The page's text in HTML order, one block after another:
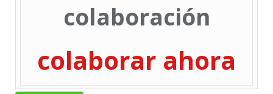
colaboración
colaborar ahora